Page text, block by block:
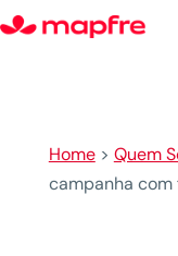
Home> Quem
campanha